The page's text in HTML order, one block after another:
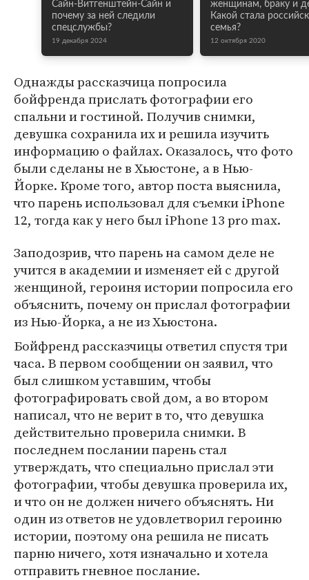
Сайн-Витгенштейн-Сайн и
почему за ней следили
спецслужбы?
19 декабря 2024
женщинам, браку и
Какой стала
семья?
12 октября 2020
Однажды рассказчица попросила
бойфренда прислать фотографии его
спальни и гостиной. Получив снимки,
девушка сохранила их и решила изучить
информацию о файлах. Оказалось, что фото
были сделаны не в Хьюстоне, а в Нью-
Йорке. Кроме того, автор поста выяснила,
что парень использовал для съемки iPhone
12, тогда как у него был iPhone 13 pro max.
Заподозрив, что парень на самом деле не
учится в академии и изменяет ей с другой
женщиной, героиня истории попросила его
объяснить, почему он прислал фотографии
из Нью-Йорка, а не из Хьюстона.
Бойфренд рассказчицы ответил спустя три
часа. В первом сообщении он заявил, что
был слишком уставшим, чтобы
фотографировать свой дом, а во втором
написал, что не верит в то, что девушка
действительно проверила снимки. В
последнем послании парень стал
утверждать, что специально прислал эти
фотографии, чтобы девушка проверила их,
и что он не должен ничего объяснять. Ни
один из ответов не удовлетворил героиню
истории, поэтому она решила не писать
парню ничего, хотя изначально и хотела
отправить гневное послание.